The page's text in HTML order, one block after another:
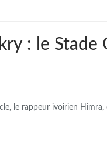
: le Stade
le rappeur ivoirien